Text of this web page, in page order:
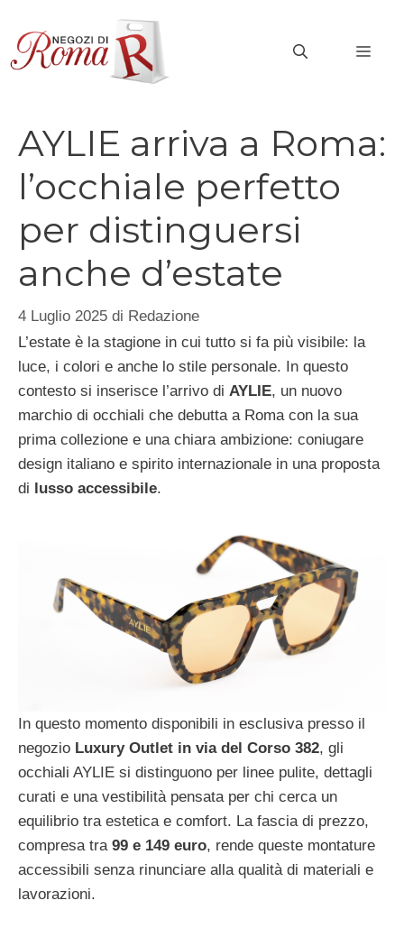
contenuto
AYLIE arriva a Roma:
l’occhiale perfetto
per distinguersi
anche d’estate
4 Luglio 2025 di Redazione
L’estate è la stagione in cui tutto si fa più visibile: la
luce, i colori e anche lo stile personale. In questo
contesto si inserisce l’arrivo di AYLIE, un nuovo
marchio di occhiali che debutta a Roma con la sua
prima collezione e una chiara ambizione: coniugare
design italiano e spirito internazionale in una proposta
di lusso accessibile.
In questo momento disponibili in esclusiva presso il
negozio Luxury Outlet in via del Corso 382, gli
occhiali AYLIE si distinguono per linee pulite, dettagli
curati e una vestibilità pensata per chi cerca un
equilibrio tra estetica e comfort. La fascia di prezzo,
compresa tra 99 e 149 euro, rende queste montature
accessibili senza rinunciare alla qualità di materiali e
lavorazioni.